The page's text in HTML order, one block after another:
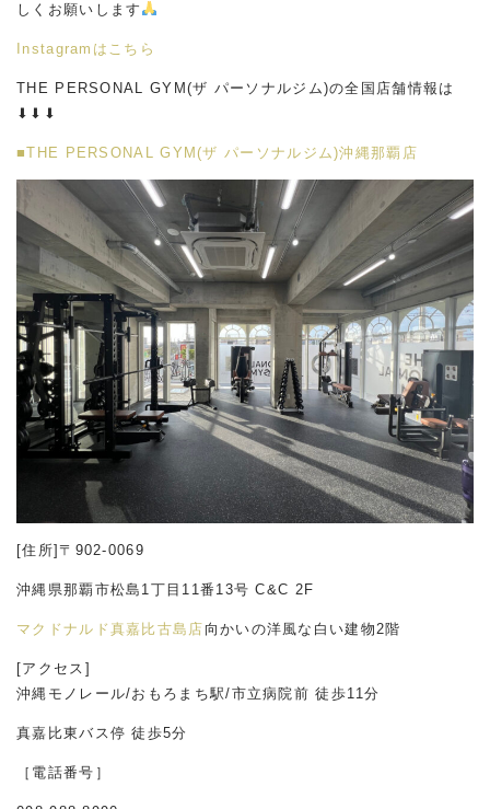
しくお願いします
Instagram はこちら
THE PERSONAL GYM(ザ パーソナルジム)の全国店舗情報は
⬇︎⬇︎⬇︎
■THE PERSONAL GYM(ザ パーソナルジム)沖縄那覇店
[住所]〒902-0069
沖縄県那覇市松島1丁目11番13号 C&C 2F
マクドナルド真嘉比古島店 向かいの洋風な白い建物2階
[アクセス]
沖縄モノレール/おもろまち駅/市立病院前 徒歩11分
真嘉比東バス停 徒歩5分
［電話番号］